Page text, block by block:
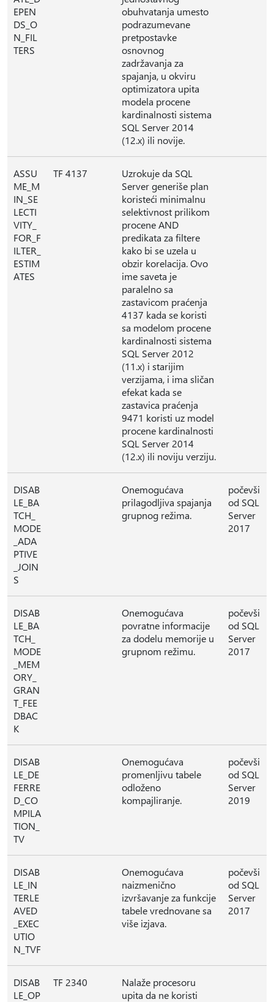
EPEN
DS_O
N_FIL
TERS
obuhvatanja umesto
podrazumevane
pretpostavke
osnovnog
zadržavanja za
spajanja, u okviru
optimizatora upita
modela procene
kardinalnosti sistema
SQL Server 2014
(12.x) ili novije.
ASSU
ME_M
IN_SE
LECTI
VITY_
FOR_F
ILTER_
ESTIM
ATES
TF 4137
Uzrokuje da SQL
Server generiše plan
koristeći minimalnu
selektivnost prilikom
procene AND
predikata za filtere
kako bi se uzela u
obzir korelacija. Ovo
ime saveta je
paralelno sa
zastavicom praćenja
4137 kada se koristi
sa modelom procene
kardinalnosti sistema
SQL Server 2012
(11.x) i starijim
verzijama, i ima sličan
efekat kada se
zastavica praćenja
9471 koristi uz model
procene kardinalnosti
SQL Server 2014
(12.x) ili noviju verziju.
DISAB
LE_BA
TCH_
MODE
_ADA
PTIVE
_JOIN
S
Onemogućava
prilagodljiva spajanja
grupnog režima.
počevši
od SQL
Server
2017
DISAB
LE_BA
TCH_
MODE
_MEM
ORY_
GRAN
T_FEE
DBAC
K
Onemogućava
povratne informacije
za dodelu memorije u
grupnom režimu.
počevši
od SQL
Server
2017
DISAB
LE_DE
FERRE
D_CO
MPILA
TION_
TV
Onemogućava
promenljivu tabele
odloženo
kompajliranje.
počevši
od SQL
Server
2019
DISAB
LE_IN
TERLE
AVED
_EXEC
UTIO
N_TVF
Onemogućava
naizmenično
izvršavanje za funkcije
tabele vrednovane sa
više izjava.
počevši
od SQL
Server
2017
DISAB
LE_OP
TF 2340
Nalaže procesoru
upita da ne koristi